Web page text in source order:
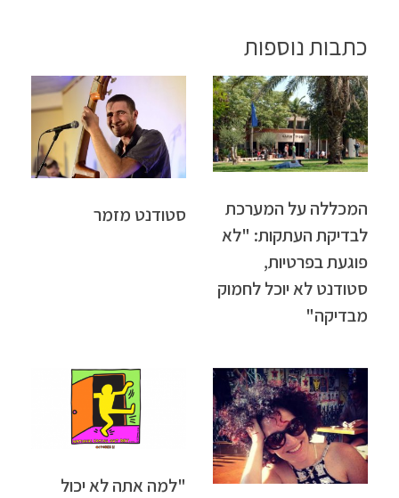
כתבות נוספות
המכללה על המערכת
לבדיקת העתקות: "לא
פוגעת בפרטיות,
סטודנט לא יוכל לחמוק
מבדיקה"
סטודנט מזמר
"למה אתה לא יכול